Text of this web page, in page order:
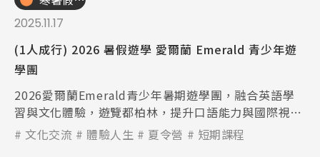
2025.11.17
(1人成行) 2026 暑假遊學 愛爾蘭 Emerald 青少年遊
學團
2026愛爾蘭Emerald青少年暑期遊學團，融合英語學
習與文化體驗，遊覽都柏林，提升口語能力與國際視
野，打造充實難忘的暑假。
文化交流 體驗人生 夏令營 短期課程